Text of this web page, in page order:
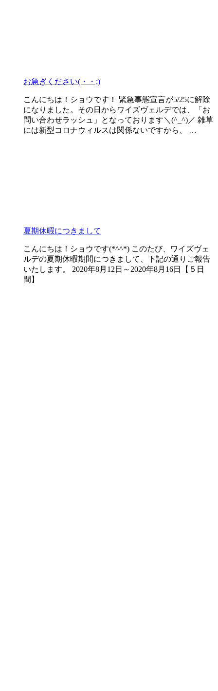
お急ぎください(・・;)
こんにちは！ショウです！ 緊急事態宣言が5/25に解除
になりました。その日からワイズヴェルデでは、「お
問い合わせラッシュ」となっております＼(^_^)／ 雑草
には新型コロナウィルスは関係ないですから、 …
夏期休暇につきまして
こんにちは！ショウです(*^^*) このたび、ワイズヴェ
ルデの夏期休暇期間につきまして、下記の通りご報告
いたします。 2020年8月12日～2020年8月16日【５日
間】